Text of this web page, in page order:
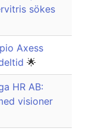
sökes
Axess
🌟
HR AB:
visioner